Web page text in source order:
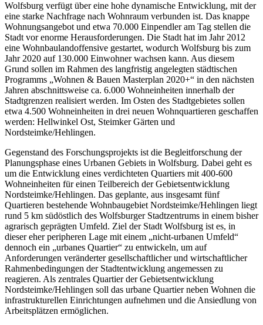
Wolfsburg verfügt über eine hohe dynamische Entwicklung, mit der
eine starke Nachfrage nach Wohnraum verbunden ist. Das knappe
Wohnungsangebot und etwa 70.000 Einpendler am Tag stellen die
Stadt vor enorme Herausforderungen. Die Stadt hat im Jahr 2012
eine Wohnbaulandoffensive gestartet, wodurch Wolfsburg bis zum
Jahr 2020 auf 130.000 Einwohner wachsen kann. Aus diesem
Grund sollen im Rahmen des langfristig angelegten städtischen
Programms „Wohnen & Bauen Masterplan 2020+“ in den nächsten
Jahren abschnittsweise ca. 6.000 Wohneinheiten innerhalb der
Stadtgrenzen realisiert werden. Im Osten des Stadtgebietes sollen
etwa 4.500 Wohneinheiten in drei neuen Wohnquartieren geschaffen
werden: Hellwinkel Ost, Steimker Gärten und
Nordsteimke/Hehlingen.
Gegenstand des Forschungsprojekts ist die Begleitforschung der
Planungsphase eines Urbanen Gebiets in Wolfsburg. Dabei geht es
um die Entwicklung eines verdichteten Quartiers mit 400-600
Wohneinheiten für einen Teilbereich der Gebietsentwicklung
Nordsteimke/Hehlingen. Das geplante, aus insgesamt fünf
Quartieren bestehende Wohnbaugebiet Nordsteimke/Hehlingen liegt
rund 5 km südöstlich des Wolfsburger Stadtzentrums in einem bisher
agrarisch geprägten Umfeld. Ziel der Stadt Wolfsburg ist es, in
dieser eher peripheren Lage mit einem „nicht-urbanen Umfeld“
dennoch ein „urbanes Quartier“ zu entwickeln, um auf
Anforderungen veränderter gesellschaftlicher und wirtschaftlicher
Rahmenbedingungen der Stadtentwicklung angemessen zu
reagieren. Als zentrales Quartier der Gebietsentwicklung
Nordsteimke/Hehlingen soll das urbane Quartier neben Wohnen die
infrastrukturellen Einrichtungen aufnehmen und die Ansiedlung von
Arbeitsplätzen ermöglichen.